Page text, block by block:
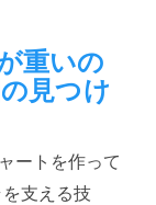
重いの
見つけ
ートを作って
支える技